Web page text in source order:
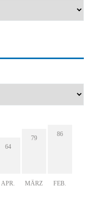
64
APR.
79
MÄRZ
86
FEB.